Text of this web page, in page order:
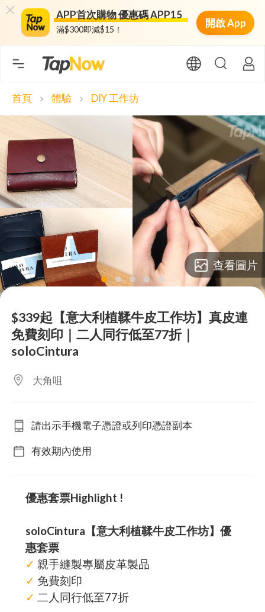
APP首次購物 優惠碼 APP15
滿$300即減$15！
開啟 App
首頁 chevron_right 體驗 chevron_right DIY 工作坊
lens lens lens lens lens
查看圖片
$339起【意大利植鞣牛皮工作坊】真皮連
免費刻印｜二人同行低至77折｜
soloCintura
大角咀
請出示手機電子憑證或列印憑證副本
有效期內使用
優惠套票Highlight !
soloCintura【意大利植鞣牛皮工作坊】優
惠套票
✓ 親手縫製專屬皮革製品
✓ 免費刻印
✓ 二人同行低至77折